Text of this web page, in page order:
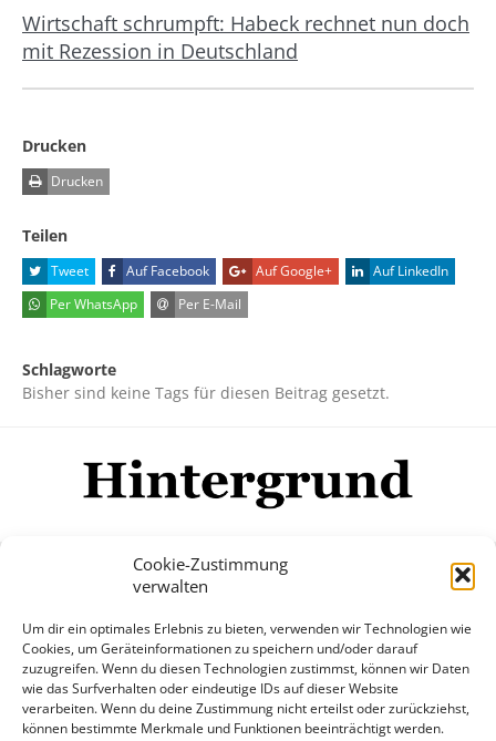
Cookie-Zustimmung
verwalten
Um dir ein optimales Erlebnis zu bieten, verwenden wir Technologien wie
Cookies, um Geräteinformationen zu speichern und/oder darauf
zuzugreifen. Wenn du diesen Technologien zustimmst, können wir Daten
wie das Surfverhalten oder eindeutige IDs auf dieser Website
verarbeiten. Wenn du deine Zustimmung nicht erteilst oder zurückziehst,
können bestimmte Merkmale und Funktionen beeinträchtigt werden.
Wirtschaft schrumpft: Habeck rechnet nun doch
mit Rezession in Deutschland
Drucken
Drucken
Teilen
Tweet Auf Facebook Auf Google+
Auf LinkedIn
Per WhatsApp
Per E-Mail
Schlagworte
Bisher sind keine Tags für diesen Beitrag gesetzt.
Mehr
© Copyright Hintergrund.de, 2015 - 2026